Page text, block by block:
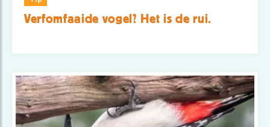
Verfomfaaide vogel? Het is de rui.